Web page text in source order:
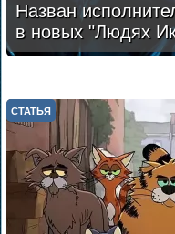
Назван
в новых "Людях
СТАТЬЯ